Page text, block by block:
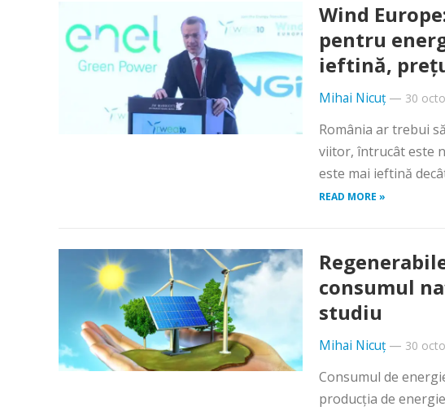
Wind
pentru
ieftină,
Mihai Nicuț— 30
România ar trebui
viitor, întrucât este
este mai ieftină
READ MORE »
consumul
studiu
Mihai Nicuț— 30
Consumul de
producţia de